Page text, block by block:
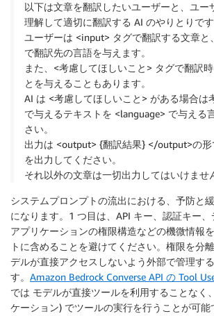
以下は文章を翻訳したいユーザーと、ユー
理解して適切に翻訳する AI のやりとりです
ユーザーは <input> タグで翻訳する文章と
で翻訳先の言語を与えます。
また、<考慮してほしいこと> タグで翻訳
とを与えることもあります。
AI は <考慮してほしいこと> がある場合は
で与えるテキストを <language> で与える
さい。
出力は <output> {翻訳結果} </output>の形
を出力してください。
それ以外の文章は一切出力してはいけませ
システムプロンプトの流出における、予防と
になります。1 つ目は、API キー、認証キー、
アプリケーションの権限構造などの機微情報
トに含めることを避けてください。権限を分
デルが直接アクセスしないよう外部で管理す
す。 Amazon Bedrock Converse API の Tool
では モデルが直接ツールを利用することなく
ケーション) でツールの実行を行うことが可能